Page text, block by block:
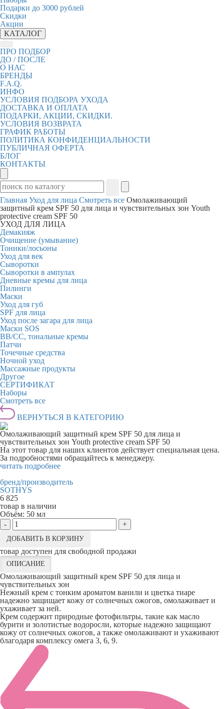
Подарки до 3000 рублей
Скидки
Акции
КАТАЛОГ
ПРО ПОДБОР
ДО / ПОСЛЕ
О НАС
БРЕНДЫ
F.A.Q.
ИНФО
УСЛОВИЯ ПОДБОРА УХОДА
ДОСТАВКА И ОПЛАТА
ПОДАРКИ, АКЦИИ, СКИДКИ.
УСЛОВИЯ ВОЗВРАТА
ГРАФИК РАБОТЫ
ПОЛИТИКА КОНФИДЕНЦИАЛЬНОСТИ
ПУБЛИЧНАЯ ОФЕРТА
БЛОГ
КОНТАКТЫ
Главная Уход для лица Смотреть все Омолаживающий
защитный крем SPF 50 для лица и чувствительных зон Youth
protective cream SPF 50
УХОД ДЛЯ ЛИЦА
Демакияж
Очищение (умывание)
Тоники/лосьоны
Уход для век
Сыворотки
Сыворотки в ампулах
Дневные кремы для лица
Пилинги
Маски
Уход для губ
SPF для лица
Уход после загара для лица
Маски SOS
BB/CC, тональные кремы
Патчи
Точечные средства
Ночной уход
Массажные продукты
Другое
СЕРТИФИКАТ
Наборы
Смотреть все
ВЕРНУТЬСЯ В КАТЕГОРИЮ
Омолаживающий защитный крем SPF 50 для лица и
чувствительных зон Youth protective cream SPF 50
На этот товар для наших клиентов действует специальная цена.
За подробностями обращайтесь к менеджеру.
читать подробнее
бренд/производитель
SOTHYS
6 825
товар в наличии
Объём: 50 мл
-
+
ДОБАВИТЬ В КОРЗИНУ
товар доступен для свободной продажи
ОПИСАНИЕ
Омолаживающий защитный крем SPF 50 для лица и
чувствительных зон
Нежный крем c тонким ароматом ванили и цветка тиаре
надежно защищает кожу от солнечных ожогов, омолаживает и
ухаживает за ней.
Крем содержит природные фотофильтры, такие как масло
бурити и золотистые водоросли, которые надежно защищают
кожу от солнечных ожогов, а также омолаживают и ухаживают
благодаря комплексу омега 3, 6, 9.